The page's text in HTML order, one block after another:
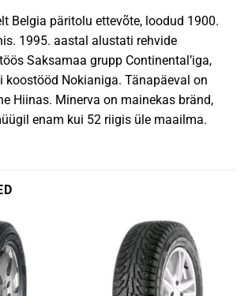
Belgia päritolu ettevõte, loodud 1900.
1995. aastal alustati rehvide
Saksamaa grupp Continental’iga,
koostööd Nokianiga. Tänapäeval on
Hiinas. Minerva on mainekas bränd,
enam kui 52 riigis üle maailma.